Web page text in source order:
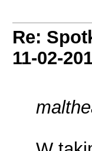
Re:
11-02-